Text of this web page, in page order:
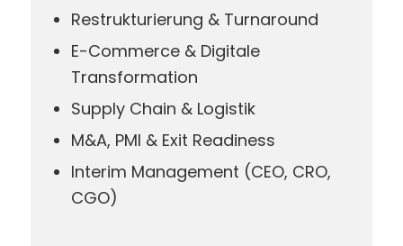
Restrukturierung & Turnaround
E-Commerce & Digitale
Transformation
Supply Chain & Logistik
M&A, PMI & Exit Readiness
Interim Management (CEO, CRO,
CGO)